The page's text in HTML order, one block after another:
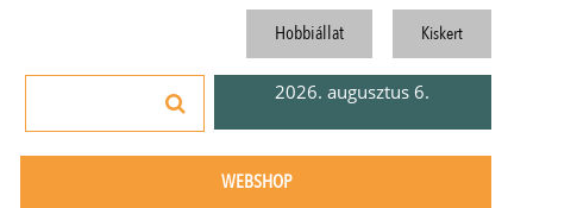
Hobbiállat Kiskert
2026. augusztus 6.
WEBSHOP